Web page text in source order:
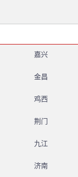
嘉兴
金昌
鸡西
荆门
九江
济南